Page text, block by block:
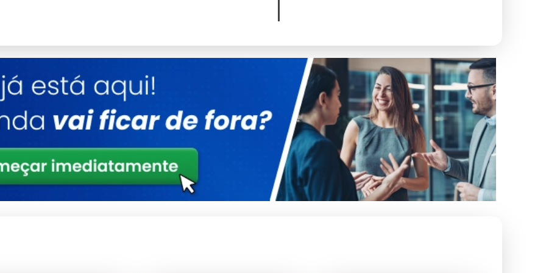
Detalhes
Validado sob rigorosos testes de qualidade
Design versátil para múltiplos cenários
Consultoria Especializada
técnicas.
complexos.